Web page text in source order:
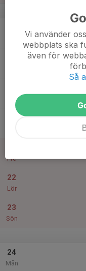
Ons
Fre
22
Lör
23
Sön
24
Mån
Vi använder
webbplats ska
även för
Så